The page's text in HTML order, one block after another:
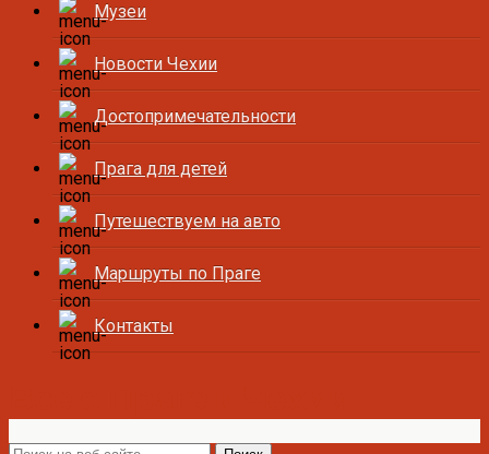
Музеи
Новости Чехии
Достопримечательности
Прага для детей
Путешествуем на авто
Маршруты по Праге
Контакты